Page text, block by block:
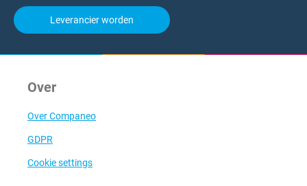
Leverancier worden
Over
Over Companeo
GDPR
Cookie settings